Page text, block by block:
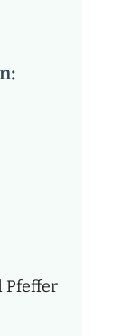
Pfeffer